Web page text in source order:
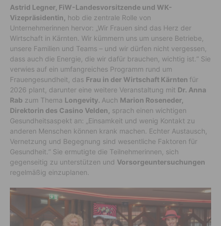
Astrid Legner, FiW-Landesvorsitzende und WK-
Vizepräsidentin, hob die zentrale Rolle von
Unternehmerinnen hervor: „Wir Frauen sind das Herz der
Wirtschaft in Kärnten. Wir kümmern uns um unsere Betriebe,
unsere Familien und Teams – und wir dürfen nicht vergessen,
dass auch die Energie, die wir dafür brauchen, wichtig ist.“ Sie
verwies auf ein umfangreiches Programm rund um
Frauengesundheit, das Frau in der Wirtschaft Kärnten für
2026 plant, darunter eine weitere Veranstaltung mit Dr. Anna
Rab zum Thema Longevity. Auch Marion Roseneder,
Direktorin des Casino Velden, sprach einen wichtigen
Gesundheitsaspekt an: „Einsamkeit und wenig Kontakt zu
anderen Menschen können krank machen. Echter Austausch,
Vernetzung und Begegnung sind wesentliche Faktoren für
Gesundheit.“ Sie ermutigte die Teilnehmerinnen, sich
gegenseitig zu unterstützen und Vorsorgeuntersuchungen
regelmäßig einzuplanen.